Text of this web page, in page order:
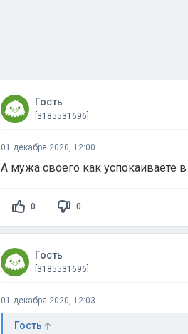
Гость
[3185531696]
01 декабря 2020, 12:00
А мужа своего как успокаиваете в
0 0
Гость
[3185531696]
01 декабря 2020, 12:03
Гость